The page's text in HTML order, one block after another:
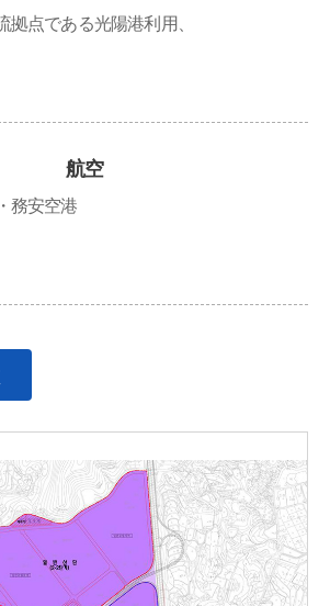
点である光陽港利用、
航空
務安空港